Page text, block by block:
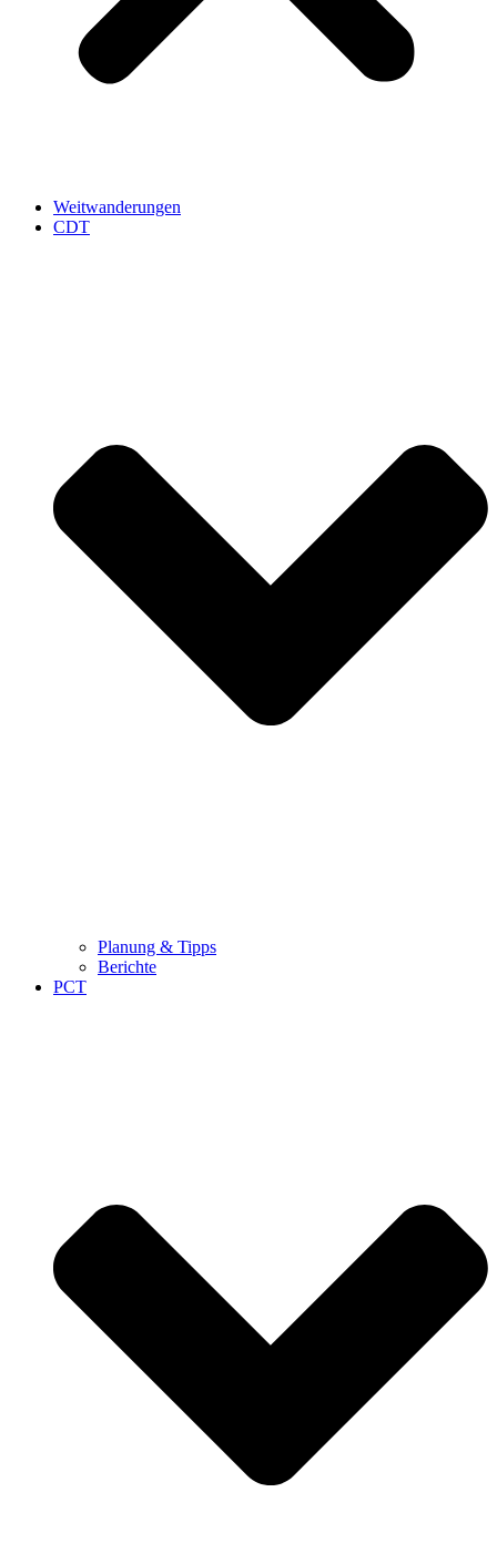
Weitwanderungen
CDT
Planung & Tipps
Berichte
PCT